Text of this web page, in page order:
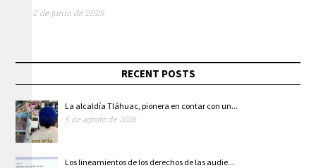
2 de junio de 2025
RECENT POSTS
La alcaldía Tláhuac, pionera en contar con un...
5 de agosto de 2026
Los lineamientos de los derechos de las audie...